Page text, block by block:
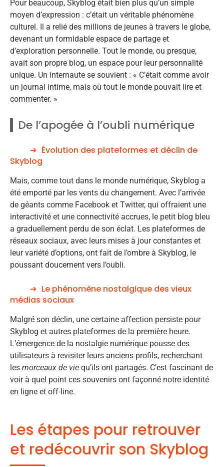
Pour beaucoup, Skyblog était bien plus qu’un simple
moyen d’expression : c’était un véritable phénomène
culturel. Il a relié des millions de jeunes à travers le globe,
devenant un formidable espace de partage et
d’exploration personnelle. Tout le monde, ou presque,
avait son propre blog, un espace pour leur personnalité
unique. Un internaute se souvient : « C’était comme avoir
un journal intime, mais où tout le monde pouvait lire et
commenter. »
De l’apogée à l’oubli numérique
Évolution des plateformes et déclin de
Skyblog
Mais, comme tout dans le monde numérique, Skyblog a
été emporté par les vents du changement. Avec l’arrivée
de géants comme Facebook et Twitter, qui offraient une
interactivité et une connectivité accrues, le petit blog bleu
a graduellement perdu de son éclat. Les plateformes de
réseaux sociaux, avec leurs mises à jour constantes et
leur variété d’options, ont fait de l’ombre à Skyblog, le
poussant doucement vers l’oubli.
Le phénomène nostalgique des vieux
médias sociaux
Malgré son déclin, une certaine affection persiste pour
Skyblog et autres plateformes de la première heure.
L’émergence de la nostalgie numérique pousse des
utilisateurs à revisiter leurs anciens profils, recherchant
les morceaux de vie qu’ils ont partagés. C’est fascinant de
voir à quel point ces souvenirs ont façonné notre identité
en ligne et off-line.
Les étapes pour retrouver
et redécouvrir son Skyblog